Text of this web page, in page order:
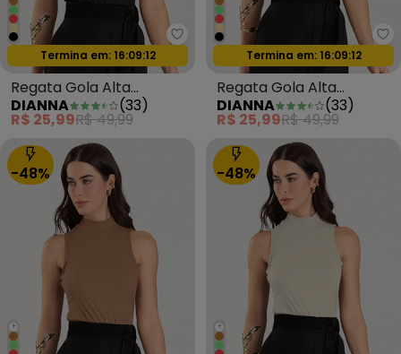
Dianna - Regata Gola Alta
Oferta relâmpago
Termina em: 16:09:09
Regata Gola Alta
Feminina Preto
DIANNA (33)
R$ 25,99R$ 49,99
Oferta relâmpago
Termina em: 16:09:09
Regata Gola Alta
Feminina Marrom
DIANNA (33)
R$ 25,99R$ 49,99
-48%
+
-48%
+